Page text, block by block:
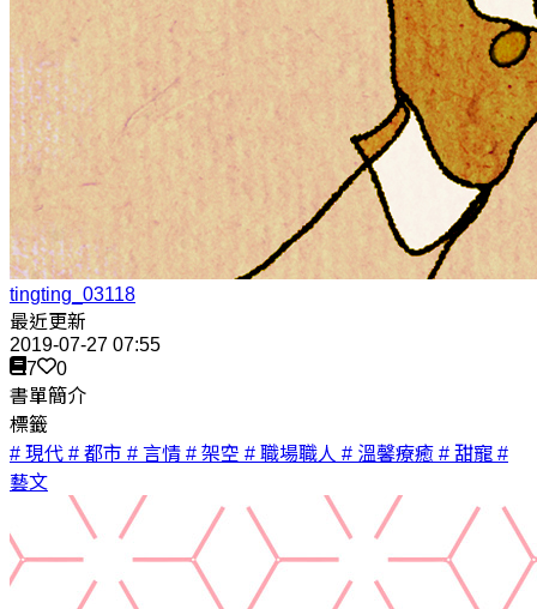
tingting_03118
最近更新
2019-07-27 07:55
7
0
書單簡介
標籤
# 現代 # 都市 # 言情 # 架空 # 職場職人 # 溫馨療癒 # 甜寵 #
藝文